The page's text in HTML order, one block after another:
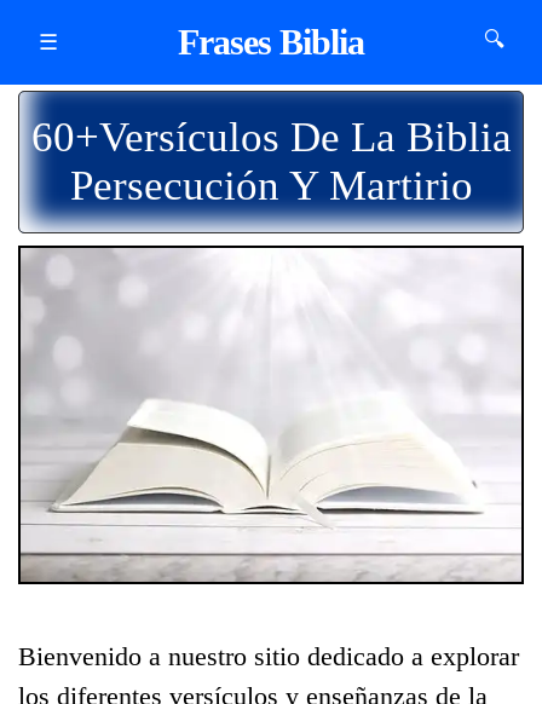
☰ Frases Biblia 🔍
60+Versículos De La Biblia
Persecución Y Martirio
Bienvenido a nuestro sitio dedicado a explorar
los diferentes versículos y enseñanzas de la